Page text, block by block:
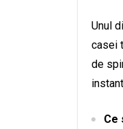
Unul
casei
de
Ce